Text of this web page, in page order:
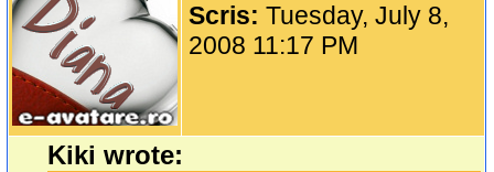
Scris:Tuesday, July 8,
2008 11:17 PM
Kiki wrote: